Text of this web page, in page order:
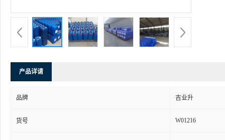
产品详请
品牌 吉业升
货号 W01216